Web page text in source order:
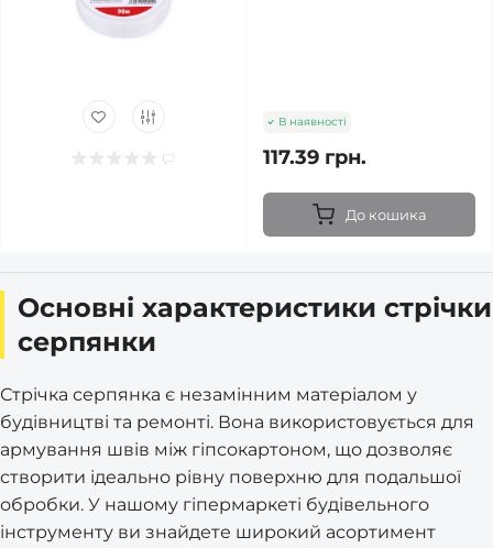
В наявності
117.39 грн.
До кошика
Основні характеристики стрічки
серпянки
Стрічка серпянка є незамінним матеріалом у
будівництві та ремонті. Вона використовується для
армування швів між гіпсокартоном, що дозволяє
створити ідеально рівну поверхню для подальшої
обробки. У нашому гіпермаркеті будівельного
інструменту ви знайдете широкий асортимент